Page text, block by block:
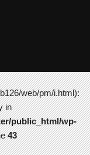
web/pm/i.html):
in
public_html/wp-
43